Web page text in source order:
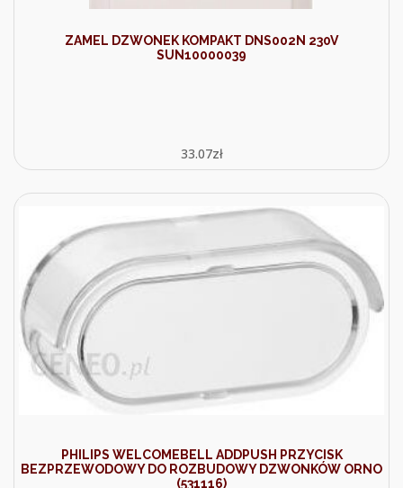
ZAMEL DZWONEK KOMPAKT DNS002N 230V
SUN10000039
33.07zł
PHILIPS WELCOMEBELL ADDPUSH PRZYCISK
BEZPRZEWODOWY DO ROZBUDOWY DZWONKÓW ORNO
(531116)